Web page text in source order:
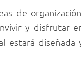
de
y disfrutar
estará diseñada